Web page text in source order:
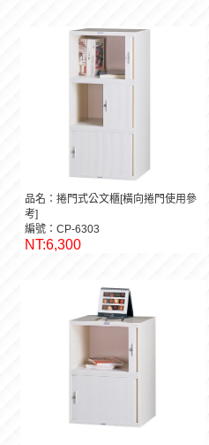
品名：捲門式公文櫃[橫向捲門使用參
考]
編號：CP-6303
NT:6,300